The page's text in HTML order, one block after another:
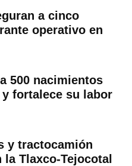
a cinco
operativo en
500 nacimientos
fortalece su labor
y tractocamión
la Tlaxco-Tejocotal